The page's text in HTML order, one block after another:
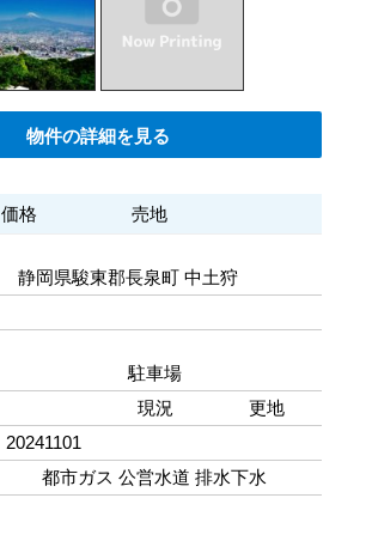
物件の詳細を見る
価格 売地
静岡県駿東郡長泉町 中土狩
駐車場
現況
更地
20241101
都市ガス 公営水道 排水下水